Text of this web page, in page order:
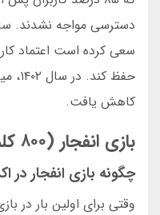
دسترسی مواجه نشدند.
سعی کرده است اعتماد
کاهش یافت.
بازی انفجار (۸۰۰ کلمه)
چگونه بازی انفجار در
وقتی برای اولین بار در